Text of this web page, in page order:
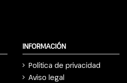
INFORMACIÓN
Política de privacidad
Aviso legal